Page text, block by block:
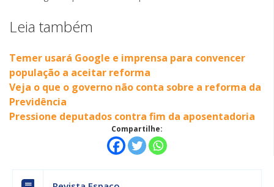
Leia também
Temer usará Google e imprensa para convencer
população a aceitar reforma
Veja o que o governo não conta sobre a reforma da
Previdência
Pressione deputados contra fim da aposentadoria
Compartilhe: